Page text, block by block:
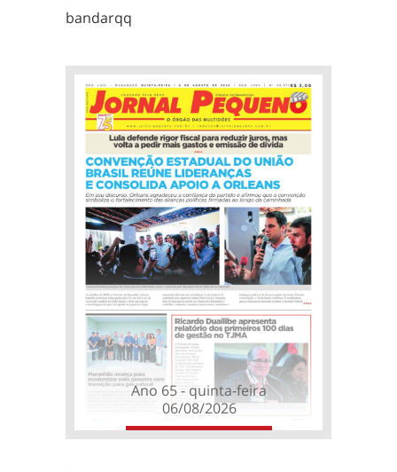
bandarqq
Ano 65 - quinta-feira
06/08/2026